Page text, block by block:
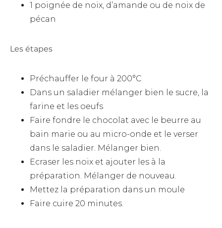
1 poignée de noix, d’amande ou de noix de
pécan
Les étapes
Préchauffer le four à 200°C
Dans un saladier mélanger bien le sucre, la
farine et les oeufs
Faire fondre le chocolat avec le beurre au
bain marie ou au micro-onde et le verser
dans le saladier. Mélanger bien.
Ecraser les noix et ajouter les à la
préparation. Mélanger de nouveau.
Mettez la préparation dans un moule
Faire cuire 20 minutes.